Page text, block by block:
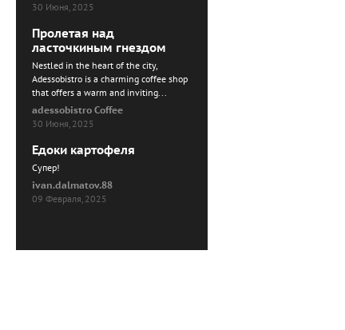
30 Июня, 2025
Пролетая над
ласточкиным гнездом
Nestled in the heart of the city,
Adessobistro is a charming coffee shop
that offers a warm and inviting...
adessobistro Coffee
30 Июня, 2025
Едоки картофеля
Cупер!
ivan.dalmatov.88
09 Февраля, 2025